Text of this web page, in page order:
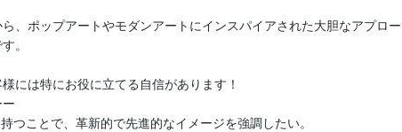
、ポップアートやモダンアートにインスパイアされた大胆なアプロー
。
には特にお役に立てる自信があります！
つことで、革新的で先進的なイメージを強調したい。